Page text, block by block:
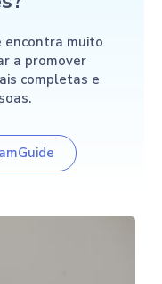
encontra muito
a promover
completas e